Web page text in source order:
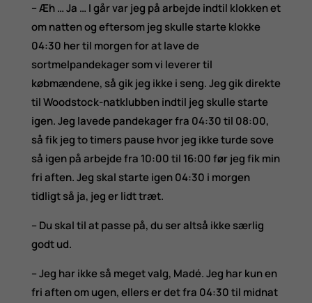
– Æh … Ja … I går var jeg på arbejde indtil klokken et
om natten og eftersom jeg skulle starte klokke
04:30 her til morgen for at lave de
sortmelpandekager som vi leverer til
købmændene, så gik jeg ikke i seng. Jeg gik direkte
til Woodstock-natklubben indtil jeg skulle starte
igen. Jeg lavede pandekager fra 04:30 til 08:00,
så fik jeg to timers pause hvor jeg ikke turde sove
så igen på arbejde fra 10:00 til 16:00 før jeg fik min
fri aften. Jeg skal starte igen 04:30 i morgen
tidligt så ja, jeg er lidt træt.
– Du skal til at passe på, du ser altså ikke særlig
godt ud.
– Jeg har ikke så meget valg, Madé. Jeg har kun en
fri aften om ugen, ellers er det fra 04:30 til midnat